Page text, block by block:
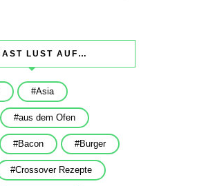
LUST AUF…
Asia
aus dem Ofen
Bacon Burger
Crossover Rezepte